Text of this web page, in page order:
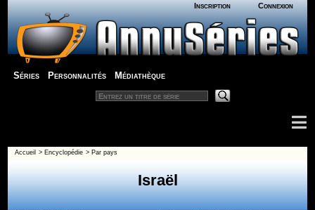
Inscription Connexion
Séries Personnalités Médiathèque
Accueil > Encyclopédie > Par pays
Israël